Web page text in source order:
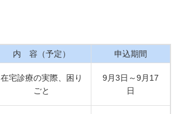
内 容（予定）
申込期間
在宅診療の実際、困り
ごと
9月3日～9月17
日